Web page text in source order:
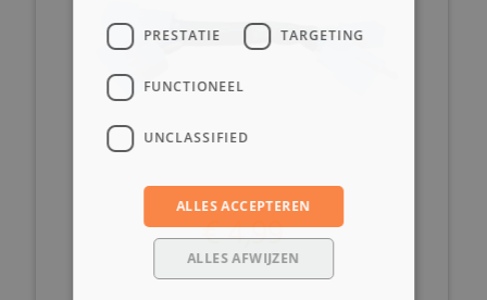
€ 4,99
PRESTATIE TARGETING
FUNCTIONEEL
UNCLASSIFIED
ALLES ACCEPTEREN
ALLES AFWIJZEN